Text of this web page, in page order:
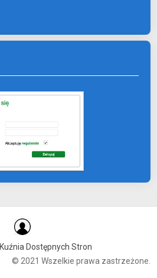
Kuźnia Dostępnych Stron
© 2021 Wszelkie prawa zastrzeżone.